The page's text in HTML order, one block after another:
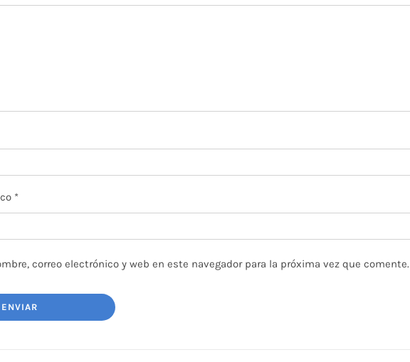
*
correo electrónico y web en este navegador para la próxima vez que comente.